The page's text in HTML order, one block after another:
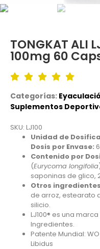
TONGKAT ALI
100mg 60
Categorías:
Suplementos
SKU: LJ100
Unidad de
Dosis por Envase:
Contenido por
(Eurycoma longifolia
saponinas de glico,
Otros
de arroz, estearato
silicio.
LJ100® es una
Ingredientes.
Patente Mundial:
Libidus